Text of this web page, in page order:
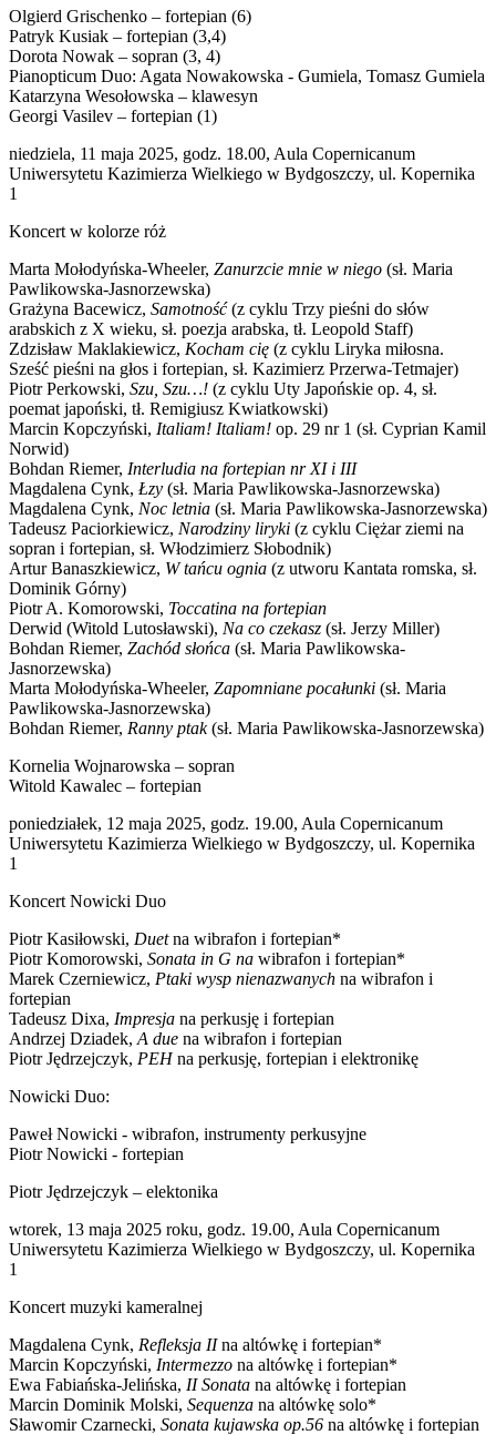
Olgierd Grischenko – fortepian (6)
Patryk Kusiak – fortepian (3,4)
Dorota Nowak – sopran (3, 4)
Pianopticum Duo: Agata Nowakowska - Gumiela, Tomasz Gumiela
Katarzyna Wesołowska – klawesyn
Georgi Vasilev – fortepian (1)
niedziela, 11 maja 2025, godz. 18.00, Aula Copernicanum
Uniwersytetu Kazimierza Wielkiego w Bydgoszczy, ul. Kopernika
1
Koncert w kolorze róż
Marta Mołodyńska-Wheeler, Zanurzcie mnie w niego (sł. Maria
Pawlikowska-Jasnorzewska)
Grażyna Bacewicz, Samotność(z cyklu Trzy pieśni do słów
arabskich z X wieku, sł. poezja arabska, tł. Leopold Staff)
Zdzisław Maklakiewicz, Kocham cię (z cyklu Liryka miłosna.
Sześć pieśni na głos i fortepian, sł. Kazimierz Przerwa-Tetmajer)
Piotr Perkowski, Szu, Szu…! (z cyklu Uty Japońskie op. 4, sł.
poemat japoński, tł. Remigiusz Kwiatkowski)
Marcin Kopczyński, Italiam! Italiam! op. 29 nr 1 (sł. Cyprian Kamil
Norwid)
Bohdan Riemer, Interludia na fortepian nr XI i III
Magdalena Cynk, Łzy (sł. Maria Pawlikowska-Jasnorzewska)
Magdalena Cynk, Noc letnia (sł. Maria Pawlikowska-Jasnorzewska)
Tadeusz Paciorkiewicz, Narodziny liryki (z cyklu Ciężar ziemi na
sopran i fortepian, sł. Włodzimierz Słobodnik)
Artur Banaszkiewicz, W tańcu ognia (z utworu Kantata romska, sł.
Dominik Górny)
Piotr A. Komorowski, Toccatina na fortepian
Derwid (Witold Lutosławski), Na co czekasz (sł. Jerzy Miller)
Bohdan Riemer, Zachód słońca (sł. Maria Pawlikowska-
Jasnorzewska)
Marta Mołodyńska-Wheeler, Zapomniane pocałunki (sł. Maria
Pawlikowska-Jasnorzewska)
Bohdan Riemer, Ranny ptak(sł. Maria Pawlikowska-Jasnorzewska)
Kornelia Wojnarowska – sopran
Witold Kawalec – fortepian
poniedziałek, 12 maja 2025, godz. 19.00, Aula Copernicanum
Uniwersytetu Kazimierza Wielkiego w Bydgoszczy, ul. Kopernika
1
Koncert Nowicki Duo
Piotr Kasiłowski, Duetna wibrafon i fortepian*
Piotr Komorowski, Sonata in G na wibrafon i fortepian*
Marek Czerniewicz, Ptaki wysp nienazwanych na wibrafon i
fortepian
Tadeusz Dixa, Impresja na perkusję i fortepian
Andrzej Dziadek, A due na wibrafon i fortepian
Piotr Jędrzejczyk, PEHna perkusję, fortepian i elektronikę
Nowicki Duo:
Paweł Nowicki - wibrafon, instrumenty perkusyjne
Piotr Nowicki - fortepian
Piotr Jędrzejczyk – elektonika
wtorek, 13 maja 2025 roku, godz. 19.00, Aula Copernicanum
Uniwersytetu Kazimierza Wielkiego w Bydgoszczy, ul. Kopernika
1
Koncert muzyki kameralnej
Magdalena Cynk, Refleksja IIna altówkę i fortepian*
Marcin Kopczyński, Intermezzo na altówkę i fortepian*
Ewa Fabiańska-Jelińska, II Sonata na altówkę i fortepian
Marcin Dominik Molski, Sequenza na altówkę solo*
Sławomir Czarnecki, Sonata kujawska op.56 na altówkę i fortepian